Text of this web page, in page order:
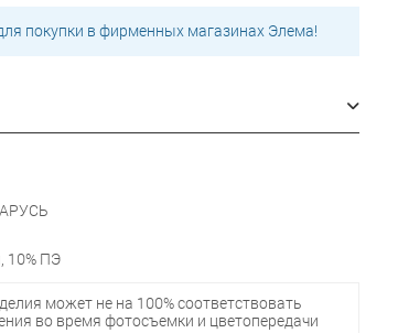
покупки в фирменных магазинах Элема!
10% ПЭ
может не на 100% соответствовать
во время фотосъемки и цветопередачи